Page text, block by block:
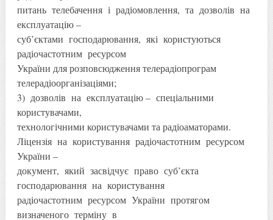
питань телебачення і радіомовлення, та дозволів на
експлуатацію –
суб’єктами господарювання, які користуються
радіочастотним ресурсом
України для розповсюдження телерадіопрограм
телерадіоорганізаціями;
3) дозволів на експлуатацію – спеціальними
користувачами,
технологічними користувачами та радіоаматорами.
Ліцензія на користування радіочастотним ресурсом
України –
документ, який засвідчує право суб’єкта
господарювання на користування
радіочастотним ресурсом України протягом
визначеного терміну в